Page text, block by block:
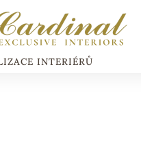
INTERIÉRŮ